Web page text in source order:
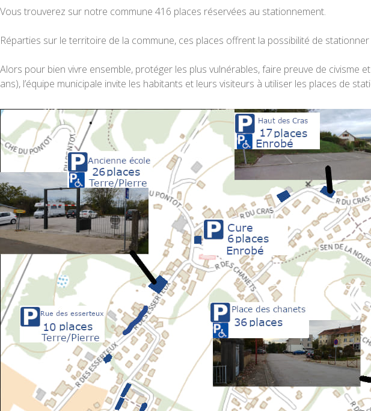
Vous trouverez sur notre commune 416 places réservées au stationnement.
Réparties sur le territoire de la commune, ces places offrent la possibilité de
Alors pour bien vivre ensemble, protéger les plus vulnérables, faire preuve de civisme
ans), l’équipe municipale invite les habitants et leurs visiteurs à utiliser les places de